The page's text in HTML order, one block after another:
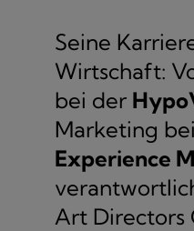
Seine
Wirtschaft:
bei der
Marketing
Experience
Art Directors